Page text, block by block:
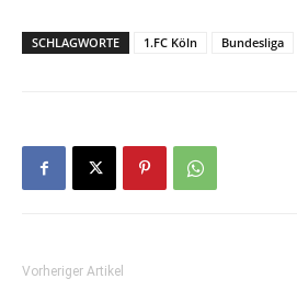
SCHLAGWORTE 1.FC Köln Bundesliga
Vorheriger Artikel